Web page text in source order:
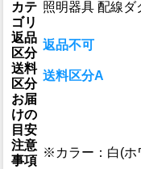
カテ
ゴリ
照明器具 配線ダ
返品
区分
返品不可
送料
区分
送料区分A
お届
けの
目安
注意
事項
※カラー：白(ホ